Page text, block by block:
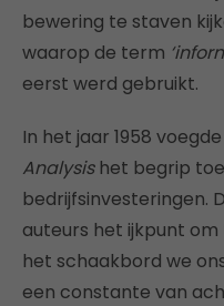
bewering te staven
waarop de term ‘i
eerst werd gebruikt.
In het jaar 1958 voegde
Analysishet begrip
bedrijfsinvesteringen.
auteurs het ijkpunt
het schaakbord we
een constante van